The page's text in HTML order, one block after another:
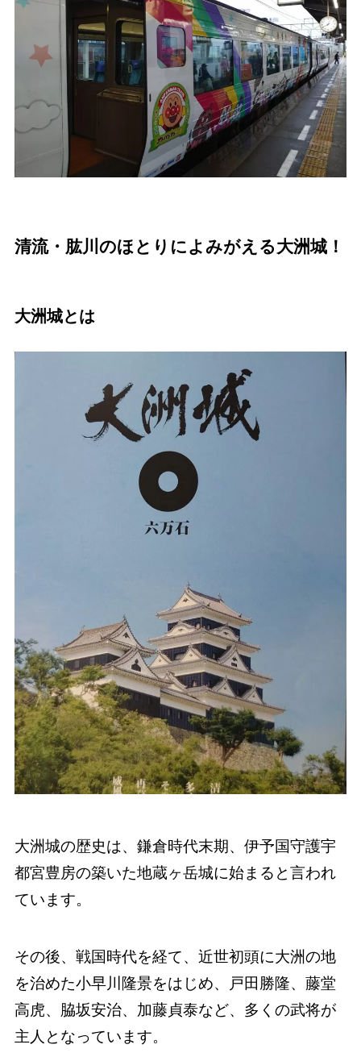
清流・肱川のほとりによみがえる大洲城！
大洲城とは
大洲城の歴史は、鎌倉時代末期、伊予国守護宇
都宮豊房の築いた地蔵ヶ岳城に始まると言われ
ています。
その後、戦国時代を経て、近世初頭に大洲の地
を治めた小早川隆景をはじめ、戸田勝隆、藤堂
高虎、脇坂安治、加藤貞泰など、多くの武将が
主人となっています。